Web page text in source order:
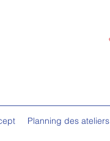
Planning des ateliers